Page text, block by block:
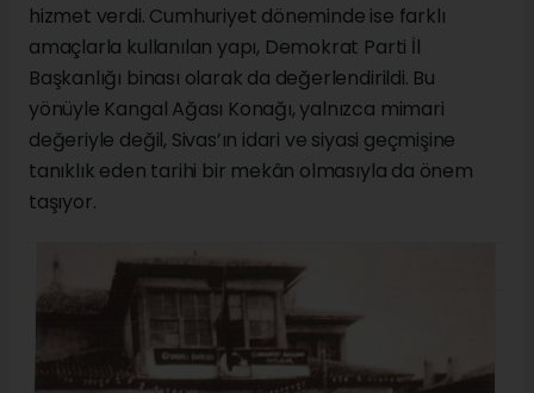
hizmet verdi. Cumhuriyet döneminde ise farklı
amaçlarla kullanılan yapı, Demokrat Parti İl
Başkanlığı binası olarak da değerlendirildi. Bu
yönüyle Kangal Ağası Konağı, yalnızca mimari
değeriyle değil, Sivas’ın idari ve siyasi geçmişine
tanıklık eden tarihi bir mekân olmasıyla da önem
taşıyor.